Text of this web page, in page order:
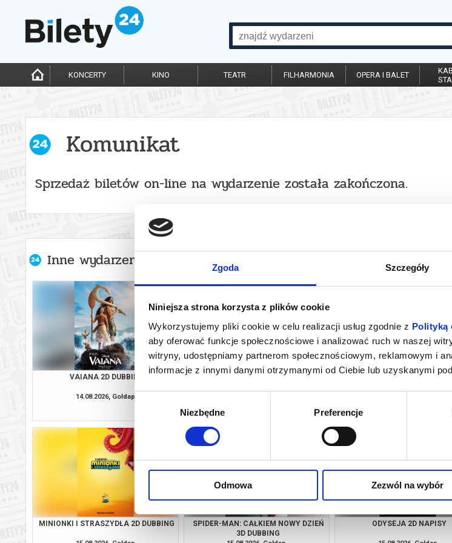
Zgoda Szczegóły
Niniejsza strona korzysta z plików cookie
Wykorzystujemy pliki cookie w celu realizacji usług zgodnie z Polityką
aby oferować funkcje społecznościowe i analizować ruch w naszej
witryny, udostępniamy partnerom społecznościowym, reklamowym i
informacje z innymi danymi otrzymanymi od Ciebie lub uzyskanymi
Wybór
Niezbędne Preferencje
Odmowa Zezwól na wybór
KONCERTY KINO TEATR FILHARMONIA OPERA I BALET
Komunikat
Sprzedaż biletów on-line na wydarzenie została zakończona.
Inne wydarzenia organizatora
VAIANA 2D DUBBING
14.08.2026, Gołdap
MINIONKI I STRASZYDŁA 2D DUBBING
kup bilet
SPIDER-MAN: CAŁKIEM NOWY
MINIONKI I STRASZYDŁA 2D DUBBING
SPIDER-MAN: CAŁKIEM NOWY DZIEŃ
3D DUBBING
ODYSEJA 2D NAPISY